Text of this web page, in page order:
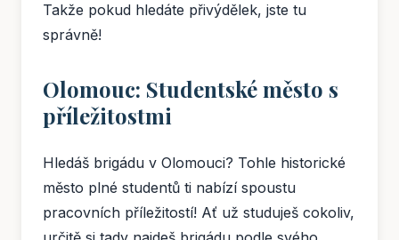
Takže pokud hledáte přivýdělek, jste tu
správně!
Olomouc: Studentské město s
příležitostmi
Hledáš brigádu v Olomouci? Tohle historické
město plné studentů ti nabízí spoustu
pracovních příležitostí! Ať už studuješ cokoliv,